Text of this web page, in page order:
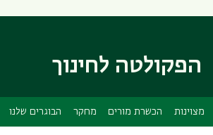
ראשי
הפקולטה לחינוך
מצוינות הכשרת מורים מחקר הבוגרים שלנו